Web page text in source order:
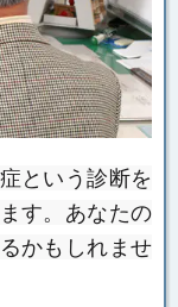
という診断を
す。 あなたの
かもしれませ